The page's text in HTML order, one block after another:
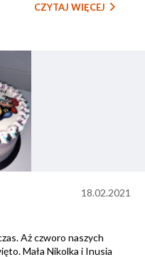
CZYTAJ WIĘCEJ
18.02.2021
Aż czworo naszych
Mała Nikolka i Inusia